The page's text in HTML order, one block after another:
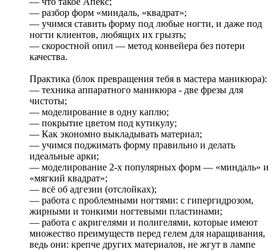
— разбор форм «миндаль, «квадрат»;
— учимся ставить форму под любые ногти, и даже под
ногти клиентов, любящих их грызть;
— скоростной опил — метод конвейера без потери
качества.
Практика (блок превращения тебя в мастера маникюра):
— техника аппаратного маникюра - две фрезы для
чистоты;
— моделирование в одну каплю;
— покрытие цветом под кутикулу;
— Как экономно выкладывать материал;
— учимся поджимать форму правильно и делать
идеальные арки;
— моделирование 2-х популярных форм — «миндаль» и
«мягкий квадрат»;
— всё об адгезии (отслойках);
— работа с проблемными ногтями: с гипергидрозом,
жирными и тонкими ногтевыми пластинами;
— работа с акригелями и полигелями, которые имеют
множество преимуществ перед гелем для наращивания,
ведь они: крепче других материалов, не жгут в лампе